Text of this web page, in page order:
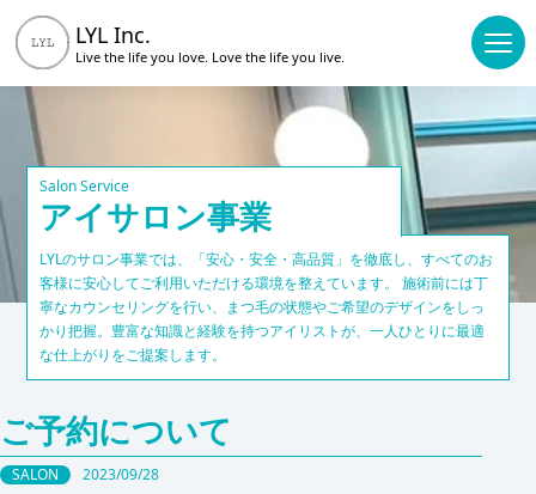
LYL Inc.
Live the life you love. Love the life you live.
Salon Service
アイサロン事業
LYLのサロン事業では、「安心・安全・高品質」を徹底し、すべてのお
客様に安心してご利用いただける環境を整えています。 施術前には丁
寧なカウンセリングを行い、まつ毛の状態やご希望のデザインをしっ
かり把握。豊富な知識と経験を持つアイリストが、一人ひとりに最適
な仕上がりをご提案します。
ご予約について
SALON 2023/09/28